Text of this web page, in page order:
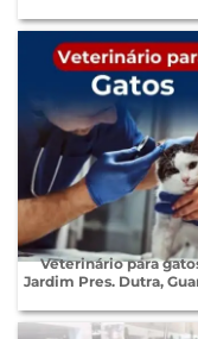
Veterinário para
Jardim Pres. Dutra,